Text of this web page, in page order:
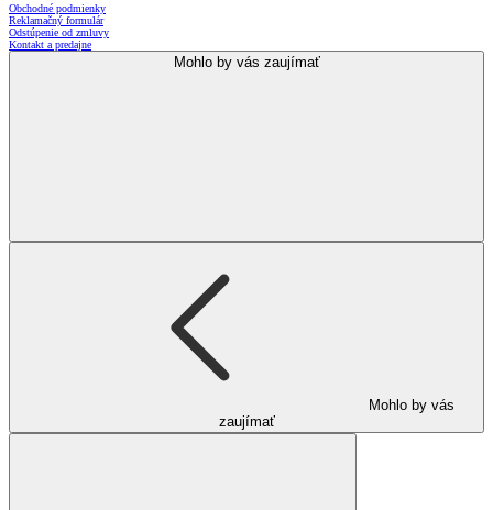
Obchodné podmienky
Reklamačný formulár
Odstúpenie od zmluvy
Kontakt a predajne
Mohlo by vás zaujímať
Mohlo by vás
zaujímať